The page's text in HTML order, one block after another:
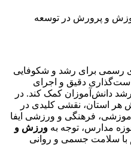
رسمی برای رشد و شکوفایی
دقیق و اجرای
رشد دانش‌آموزان کمک کند. در
هر استان، نقشی کلیدی در
فرهنگی و ورزشی ایفا
مدارس، توجه به ورزش و
با سلامت جسمی و روانی